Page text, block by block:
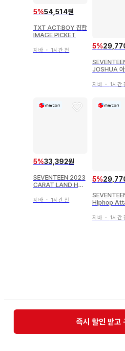
5%54,514원
TXT ACT:BOY 집합
IMAGE PICKET
지바 ・ 1시간 전
5%
JOSHUA 아
지바・ 1시간
5%33,392원
SEVENTEEN 2023
CARAT LAND HOS
캔뱃지
지바 ・ 1시간 전
5%
Hiphop
드 미포함 힙
지바・ 1시간
즉시 할인 받고